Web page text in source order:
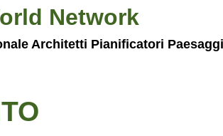
Architetti Pianificatori